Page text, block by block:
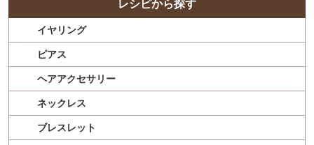
レシピから探す
イヤリング
ピアス
ヘアアクセサリー
ネックレス
ブレスレット